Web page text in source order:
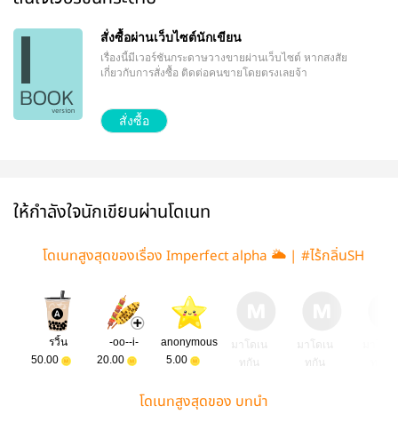
สั่งซื้อผ่านเว็บไซต์นักเขียน
เรื่องนี้มีเวอร์ชันกระดาษวางขายผ่านเว็บไซต์ หากสงสัย
เกี่ยวกับการสั่งซื้อ ติดต่อคนขายโดยตรงเลยจ้า
สั่งซื้อ
ให้กำลังใจนักเขียนผ่านโดเนท
โดเนทสูงสุดของเรื่อง Imperfect alpha 🌥 | #ไร้กลิ่นSH
รวิ้น
50.00
-oo--i-
20.00
anonymous
5.00
มาโดเน
ทกัน
มาโดเน
ทกัน
โดเนทสูงสุดของ บทนำ